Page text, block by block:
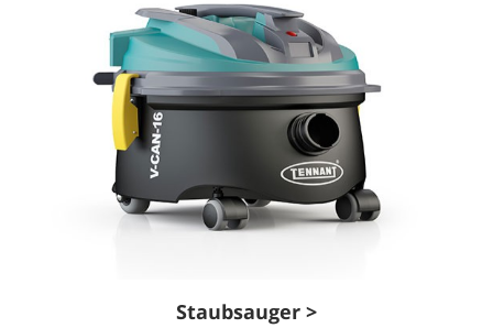
Staubsauger >